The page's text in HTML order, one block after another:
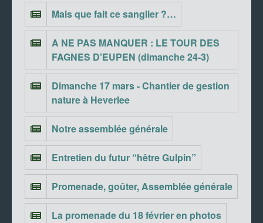
Mais que fait ce sanglier ?…
A NE PAS MANQUER : LE TOUR DES
FAGNES D’EUPEN (dimanche 24-3)
Dimanche 17 mars - Chantier de gestion
nature à Heverlee
Notre assemblée générale
Entretien du futur “hêtre Gulpin”
Promenade, goûter, Assemblée générale
La promenade du 18 février en photos